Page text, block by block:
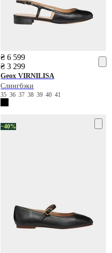
₴ 6 599
₴ 3 299
Geox VIRNILISA
Слингбэки
35363738394041
−40%